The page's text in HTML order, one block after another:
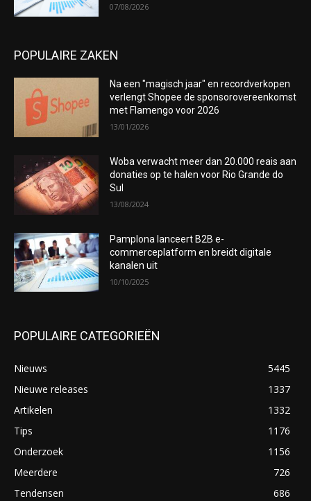
07/08/2026
POPULAIRE ZAKEN
Na een "magisch jaar" en recordverkopen
verlengt Shopee de sponsorovereenkomst
met Flamengo voor 2026
13/01/2026
Woba verwacht meer dan 20.000 reais aan
donaties op te halen voor Rio Grande do
Sul
13/08/2024
Pamplona lanceert B2B e-
commerceplatform en breidt digitale
kanalen uit
10/10/2025
POPULAIRE CATEGORIEËN
Nieuws
5445
Nieuwe releases
1337
Artikelen
1332
Tips
1176
Onderzoek
1156
Meerdere
726
Tendensen
686